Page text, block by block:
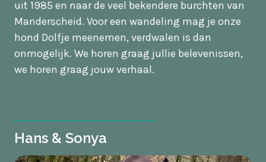
uit 1985 en naar de veel bekendere burchten van
Manderscheid. Voor een wandeling mag je onze
hond Dolfje meenemen, verdwalen is dan
onmogelijk. We horen graag jullie belevenissen,
we horen graag jouw verhaal.
Hans & Sonya